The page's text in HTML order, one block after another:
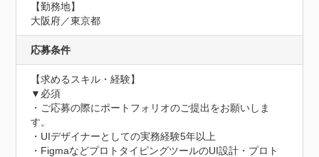
【勤務地】
大阪府／東京都
応募条件
【求めるスキル・経験】
▼必須
・ご応募の際にポートフォリオのご提出をお願いしま
す。
・UIデザイナーとしての実務経験5年以上
・FigmaなどプロトタイピングツールのUI設計・プロト